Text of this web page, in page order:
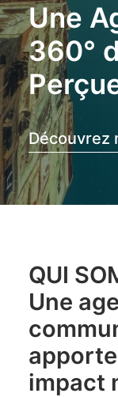
Une
360°
Découvrez
QUI
Une
impact